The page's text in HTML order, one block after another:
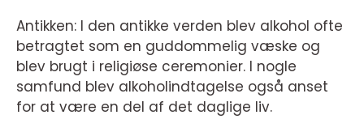
Antikken: I den antikke verden blev alkohol ofte
betragtet som en guddommelig væske og
blev brugt i religiøse ceremonier. I nogle
samfund blev alkoholindtagelse også anset
for at være en del af det daglige liv.